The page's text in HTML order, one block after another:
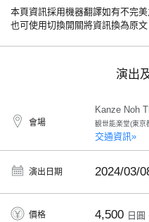
本頁資訊採用機器翻譯如有不完美
也可使用切換開關將資訊換為原文
演出
會場
Kanze Noh
観世能楽堂(東京
交通資訊»
演出日期 2024/03/
價格 4,500 日圓